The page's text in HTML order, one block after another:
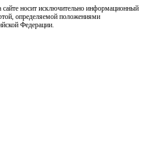
носит исключительно информационный
определяемой положениями
Федерации.